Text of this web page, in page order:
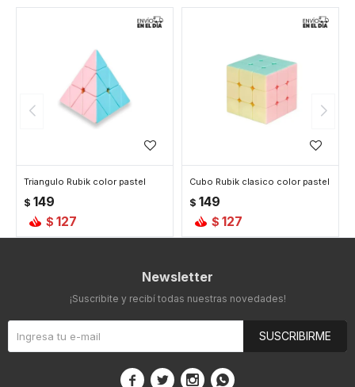
Triangulo Rubik color pastel
$ 149
$ 127
Cubo Rubik clasico color pastel
$ 149
$ 127
Newsletter
¡Suscribite y recibí todas nuestras novedades!
SUSCRIBIRME
   